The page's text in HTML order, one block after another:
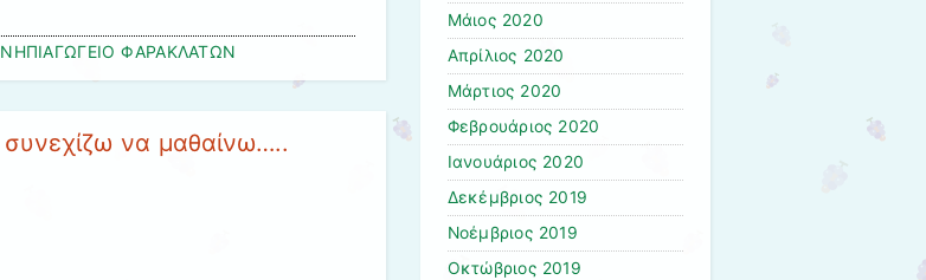
ΝΗΠΙΑΓΩΓΕΙΟ ΦΑΡΑΚΛΑΤΩΝ
να μαθαίνω…..
Μάιος 2020
Απρίλιος 2020
Μάρτιος 2020
Φεβρουάριος 2020
Ιανουάριος 2020
Δεκέμβριος 2019
Νοέμβριος 2019
Οκτώβριος 2019